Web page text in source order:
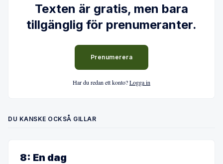
Texten är gratis, men bara
tillgänglig för prenumeranter.
Prenumerera
Har du redan ett konto?Logga in
DU KANSKE OCKSÅ GILLAR
8: En dag